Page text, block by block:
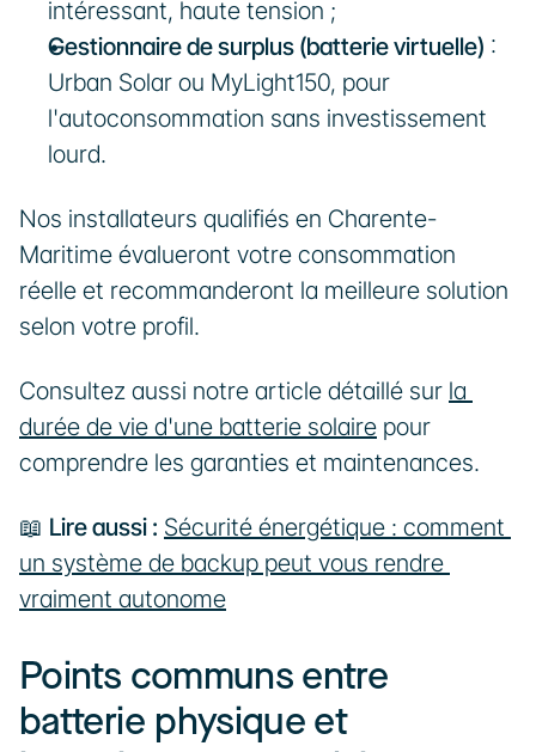
intéressant, haute tension ;
Gestionnaire de surplus (batterie virtuelle) :
Urban Solar ou MyLight150, pour
l'autoconsommation sans investissement
lourd.
Nos installateurs qualifiés en Charente-
Maritime évalueront votre consommation
réelle et recommanderont la meilleure solution
selon votre profil.
Consultez aussi notre article détaillé sur la
durée de vie d'une batterie solaire pour
comprendre les garanties et maintenances.
📖 Lire aussi : Sécurité énergétique : comment
un système de backup peut vous rendre
vraiment autonome
Points communs entre
batterie physique et